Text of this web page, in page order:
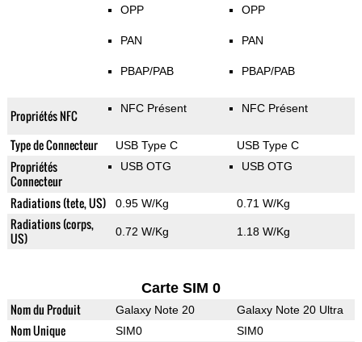
OPP
PAN
PBAP/PAB
OPP
PAN
PBAP/PAB
Propriétés NFC NFC Présent NFC Présent
Type de Connecteur USB Type C USB Type C
Propriétés
Connecteur
USB OTG USB OTG
Radiations (tete, US) 0.95 W/Kg 0.71 W/Kg
Radiations (corps,
US)
0.72 W/Kg 1.18 W/Kg
Carte SIM 0
Nom du Produit Galaxy Note 20 Galaxy Note 20 Ultra
Nom Unique SIM0 SIM0